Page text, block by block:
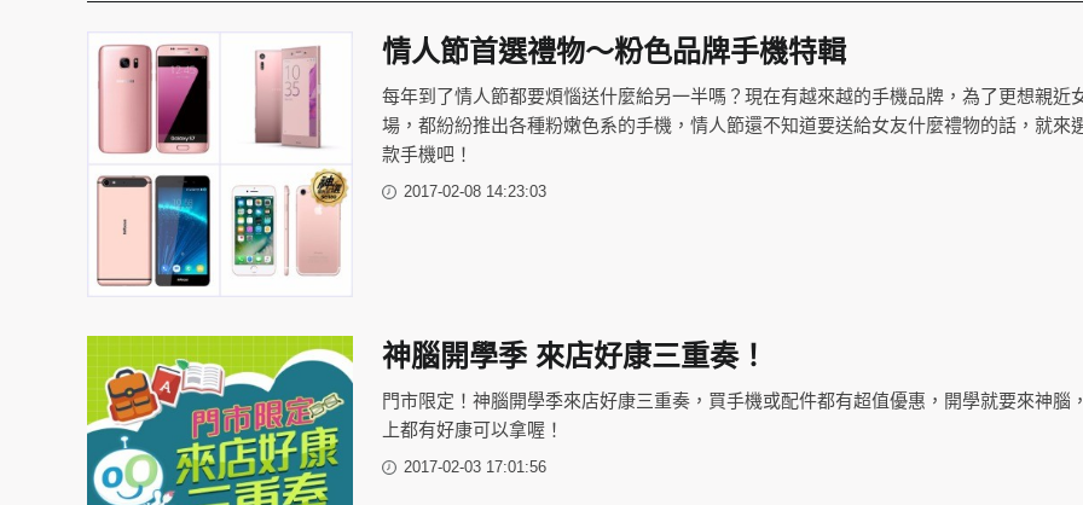
情人節首選禮物～粉色品牌手機特輯
每年到了情人節都要煩惱送什麼給另一半嗎？現在有越來越的手機品牌，為了更想親近
場，都紛紛推出各種粉嫩色系的手機，情人節還不知道要送給女友什麼禮物的話，就來
款手機吧！
2017-02-08 14:23:03
神腦開學季 來店好康三重奏！
門市限定！神腦開學季來店好康三重奏，買手機或配件都有超值優惠，開學就要來神腦
上都有好康可以拿喔！
2017-02-03 17:01:56